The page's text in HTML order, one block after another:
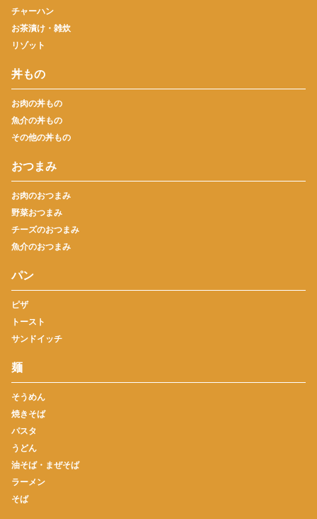
チャーハン
お茶漬け・雑炊
リゾット
丼もの
お肉の丼もの
魚介の丼もの
その他の丼もの
おつまみ
お肉のおつまみ
野菜おつまみ
チーズのおつまみ
魚介のおつまみ
パン
ピザ
トースト
サンドイッチ
麺
そうめん
焼きそば
パスタ
うどん
油そば・まぜそば
ラーメン
そば